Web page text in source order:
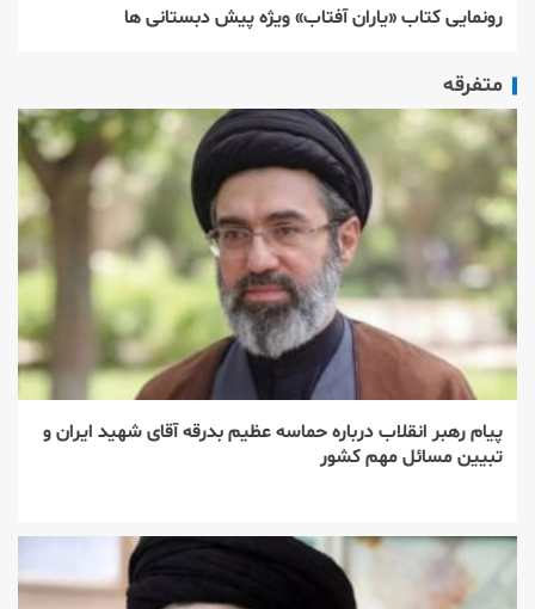
رونمایی كتاب «یاران آفتاب» ویژه پیش دبستانی ها
متفرقه
پیام رهبر انقلاب درباره حماسه عظیم بدرقه آقای شهید ایران و
تبیین مسائل مهم کشور